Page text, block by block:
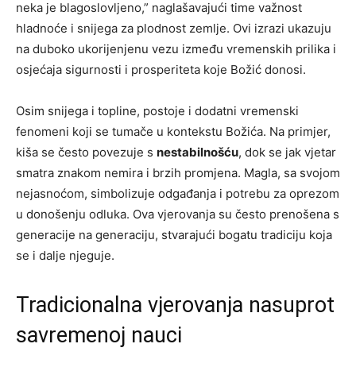
neka je blagoslovljeno,” naglašavajući time važnost
hladnoće i snijega za plodnost zemlje. Ovi izrazi ukazuju
na duboko ukorijenjenu vezu između vremenskih prilika i
osjećaja sigurnosti i prosperiteta koje Božić donosi.
Osim snijega i topline, postoje i dodatni vremenski
fenomeni koji se tumače u kontekstu Božića. Na primjer,
kiša se često povezuje s nestabilnošću, dok se jak vjetar
smatra znakom nemira i brzih promjena. Magla, sa svojom
nejasnoćom, simbolizuje odgađanja i potrebu za oprezom
u donošenju odluka. Ova vjerovanja su često prenošena s
generacije na generaciju, stvarajući bogatu tradiciju koja
se i dalje njeguje.
Tradicionalna vjerovanja nasuprot
savremenoj nauci